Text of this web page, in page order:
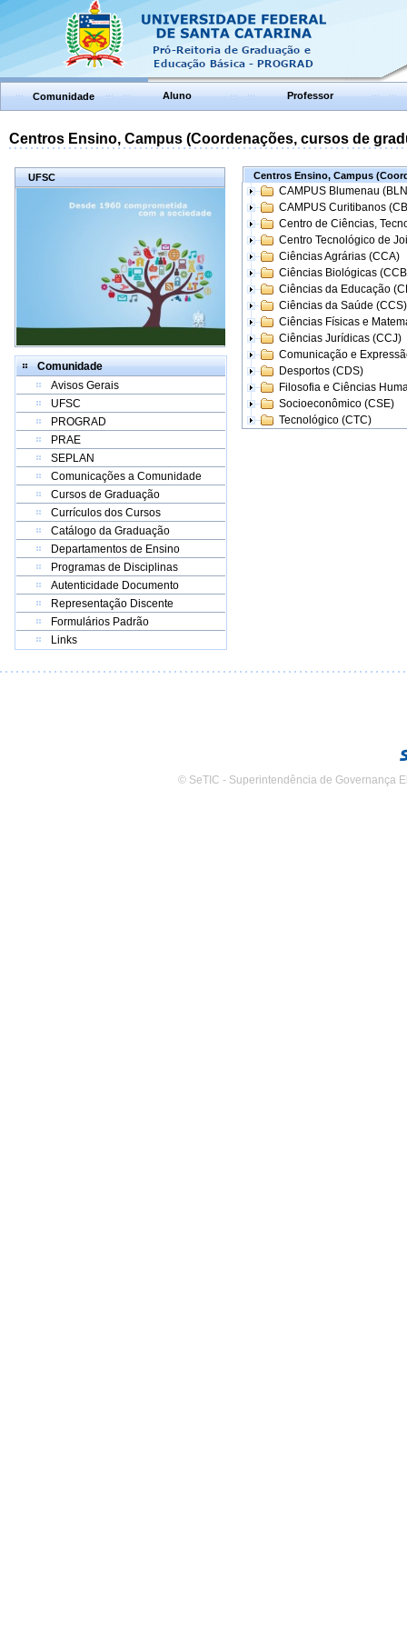
Comunidade Aluno Professor
Centros Ensino, Campus (Coordenações, cursos de
UFSC
Comunidade
Avisos Gerais
UFSC
PROGRAD
PRAE
SEPLAN
Comunicações a Comunidade
Cursos de Graduação
Currículos dos Cursos
Catálogo da Graduação
Departamentos de Ensino
Programas de Disciplinas
Autenticidade Documento
Representação Discente
Formulários Padrão
Links
Centros Ensino, Campus
CAMPUS Blumenau
CAMPUS Curitibanos
Centro de Ciências,
Centro Tecnológico de
Ciências Agrárias (CCA)
Ciências Biológicas
Ciências da Educação
Ciências da Saúde (CCS)
Ciências Físicas e
Ciências Jurídicas (CCJ)
Comunicação e
Desportos (CDS)
Filosofia e Ciências
Socioeconômico (CSE)
Tecnológico (CTC)
© SeTIC - Superintendência de Governança